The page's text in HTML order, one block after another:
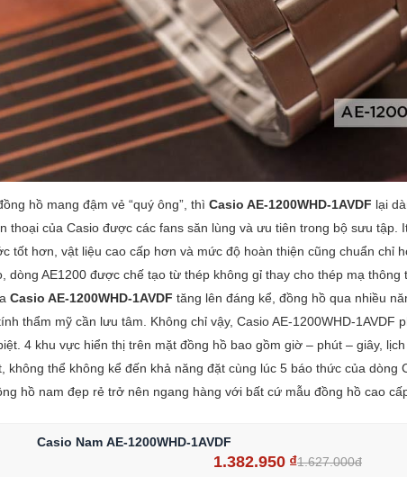
hồ mang đậm vẻ “quý ông”, thì Casio AE-1200WHD-1AVDF lại
thoại của Casio được các fans săn lùng và ưu tiên trong bộ sưu tập.
tốt hơn, vật liệu cao cấp hơn và mức độ hoàn thiện cũng chuẩn chỉ
dòng AE1200 được chế tạo từ thép không gỉ thay cho thép mạ
Casio AE-1200WHD-1AVDF tăng lên đáng kể, đồng hồ qua nhiều
thẩm mỹ cần lưu tâm. Không chỉ vậy, Casio AE-1200WHD-1AVDF
4 khu vực hiển thị trên mặt đồng hồ bao gồm giờ – phút – giây,
thể không kể đến khả năng đặt cùng lúc 5 báo thức của dòng
hồ nam đẹp rẻ trở nên ngang hàng với bất cứ mẫu đồng hồ cao
Casio Nam AE-1200WHD-1AVDF
1.382.950 ₫1.627.000đ